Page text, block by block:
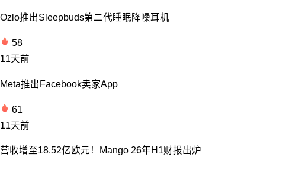
Ozlo推出Sleepbuds第二代睡眠降噪耳机
58
11天前
Meta推出Facebook卖家App
61
11天前
营收增至18.52亿欧元！Mango 26年H1财报出炉